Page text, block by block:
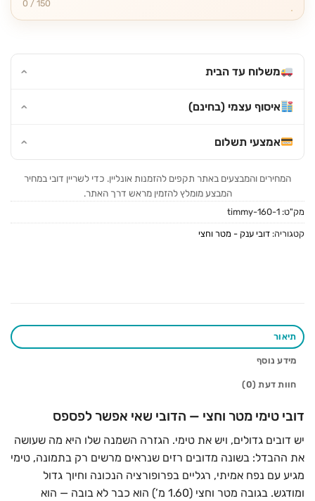
0 / 150
משלוח עד הבית
איסוף עצמי (בחינם)
אמצעי תשלום
המחירים והמבצעים באתר תקפים להזמנות אונליין. כדי לשריין דובי במחיר
המבצע מומלץ להזמין מראש דרך האתר.
מק"ט: timmy-160-1
קטגוריה: דובי ענק - מטר וחצי
תיאור
מידע נוסף
חוות דעת (0)
דובי טימי מטר וחצי — הדובי שאי אפשר לפספס
יש דובים גדולים, ויש את טימי. הגזרה השמנה שלו היא מה שעושה
את ההבדל: בשונה מדובים רזים שנראים מרשים רק בתמונה, טימי
מגיע עם נפח אמיתי, רגליים בפרופורציה הנכונה וחיוך גדול
ומודגש. בגובה מטר וחצי (1.60 מ’) הוא כבר לא בובה — הוא